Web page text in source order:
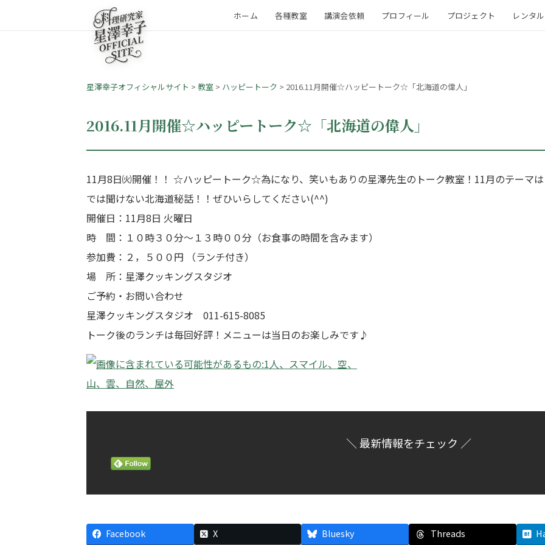
ホーム 各種教室 講演会依頼 プロフィール プロジェクト レンタ
星澤幸子オフィシャルサイト > 教室 > ハッピートーク > 2016.11月開催☆ハッピートーク☆「北海道の偉人」
2016.11月開催☆ハッピートーク☆「北海道の偉人」
11月8日㈫開催！！ ☆ハッピートーク☆為になり、笑いもありの星澤先生のトーク教室！11月のテーマ
では聞けない北海道秘話！！ぜひいらしてください(^^)
開催日：11月8日 火曜日
時 間：１０時３０分～１３時００分（お食事の時間を含みます）
参加費：２，５００円 （ランチ付き）
場 所：星澤クッキングスタジオ
ご予約・お問い合わせ
星澤クッキングスタジオ 011-615-8085
トーク後のランチは毎回好評！メニューは当日のお楽しみです♪
＼ 最新情報をチェック ／
Facebook X Bluesky Threads